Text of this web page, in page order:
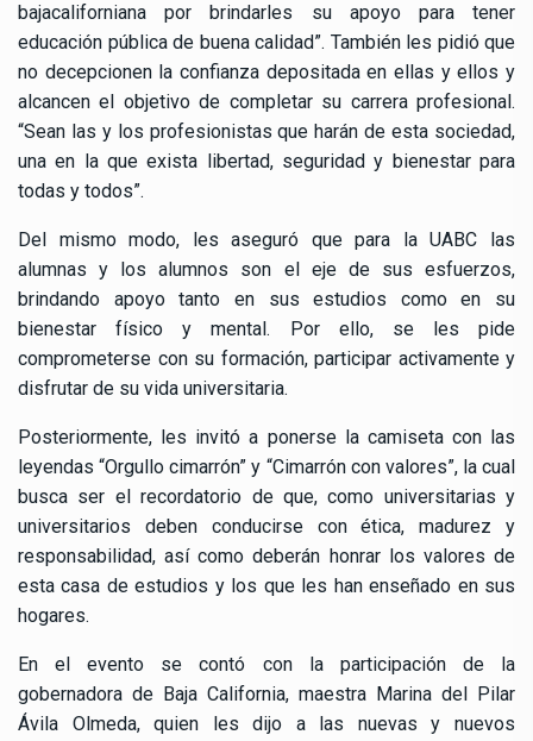
bajacaliforniana por brindarles su apoyo para tener
educación pública de buena calidad”. También les pidió que
no decepcionen la confianza depositada en ellas y ellos y
alcancen el objetivo de completar su carrera profesional.
“Sean las y los profesionistas que harán de esta sociedad,
una en la que exista libertad, seguridad y bienestar para
todas y todos”.
Del mismo modo, les aseguró que para la UABC las
alumnas y los alumnos son el eje de sus esfuerzos,
brindando apoyo tanto en sus estudios como en su
bienestar físico y mental. Por ello, se les pide
comprometerse con su formación, participar activamente y
disfrutar de su vida universitaria.
Posteriormente, les invitó a ponerse la camiseta con las
leyendas “Orgullo cimarrón” y “Cimarrón con valores”, la cual
busca ser el recordatorio de que, como universitarias y
universitarios deben conducirse con ética, madurez y
responsabilidad, así como deberán honrar los valores de
esta casa de estudios y los que les han enseñado en sus
hogares.
En el evento se contó con la participación de la
gobernadora de Baja California, maestra Marina del Pilar
Ávila Olmeda, quien les dijo a las nuevas y nuevos